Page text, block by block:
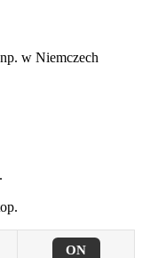
w Niemczech
ON